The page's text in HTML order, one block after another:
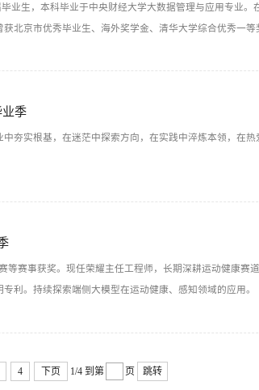
业生，本科毕业于中央财经大学大数据管理与应用专业。
北京市优秀毕业生、海外奖学金、清华大学综合优秀一等
业季
夯实根基，在迷茫中探索方向，在实践中淬炼本领，在
等赛事获奖。现任荣耀主任工程师，长期深耕运动健康赛
利。持续探索端侧大模型在运动健康、感知领域的应用。
4 下页 1/4 到第 页 跳转